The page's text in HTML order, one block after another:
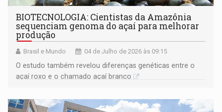
BIOTECNOLOGIA: Cientistas da Amazônia
sequenciam genoma do açaí para melhorar
produção
Brasil e Mundo 04 de Julho de 2026 às 09:15
O estudo também revelou diferenças genéticas entre o
açaí roxo e o chamado açaí branco